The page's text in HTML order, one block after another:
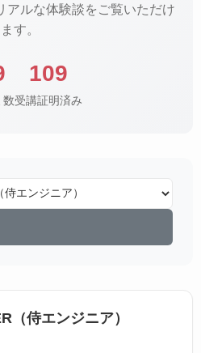
アルな体験談をご覧いただけ
ます。
数
109
受講証明済み
（侍エンジニア）